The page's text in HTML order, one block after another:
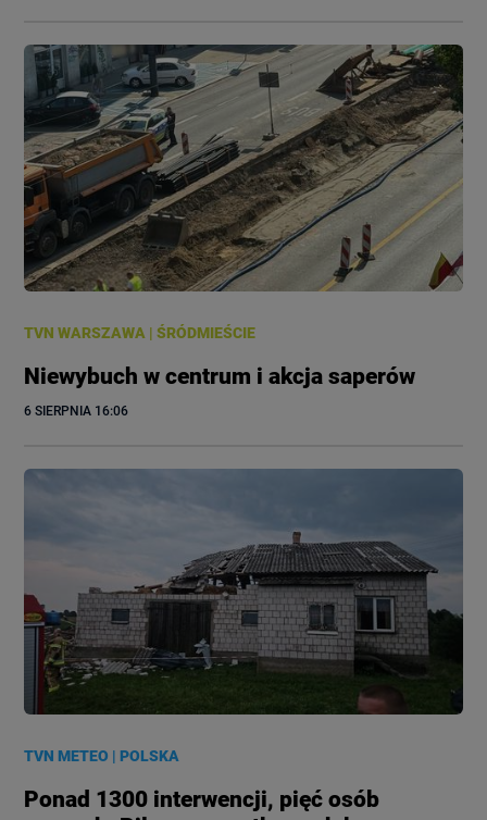
TVN WARSZAWA |ŚRÓDMIEŚCIE
Niewybuch w centrum i akcja saperów
6 SIERPNIA 16:06
TVN METEO |POLSKA
Ponad 1300 interwencji, pięć osób